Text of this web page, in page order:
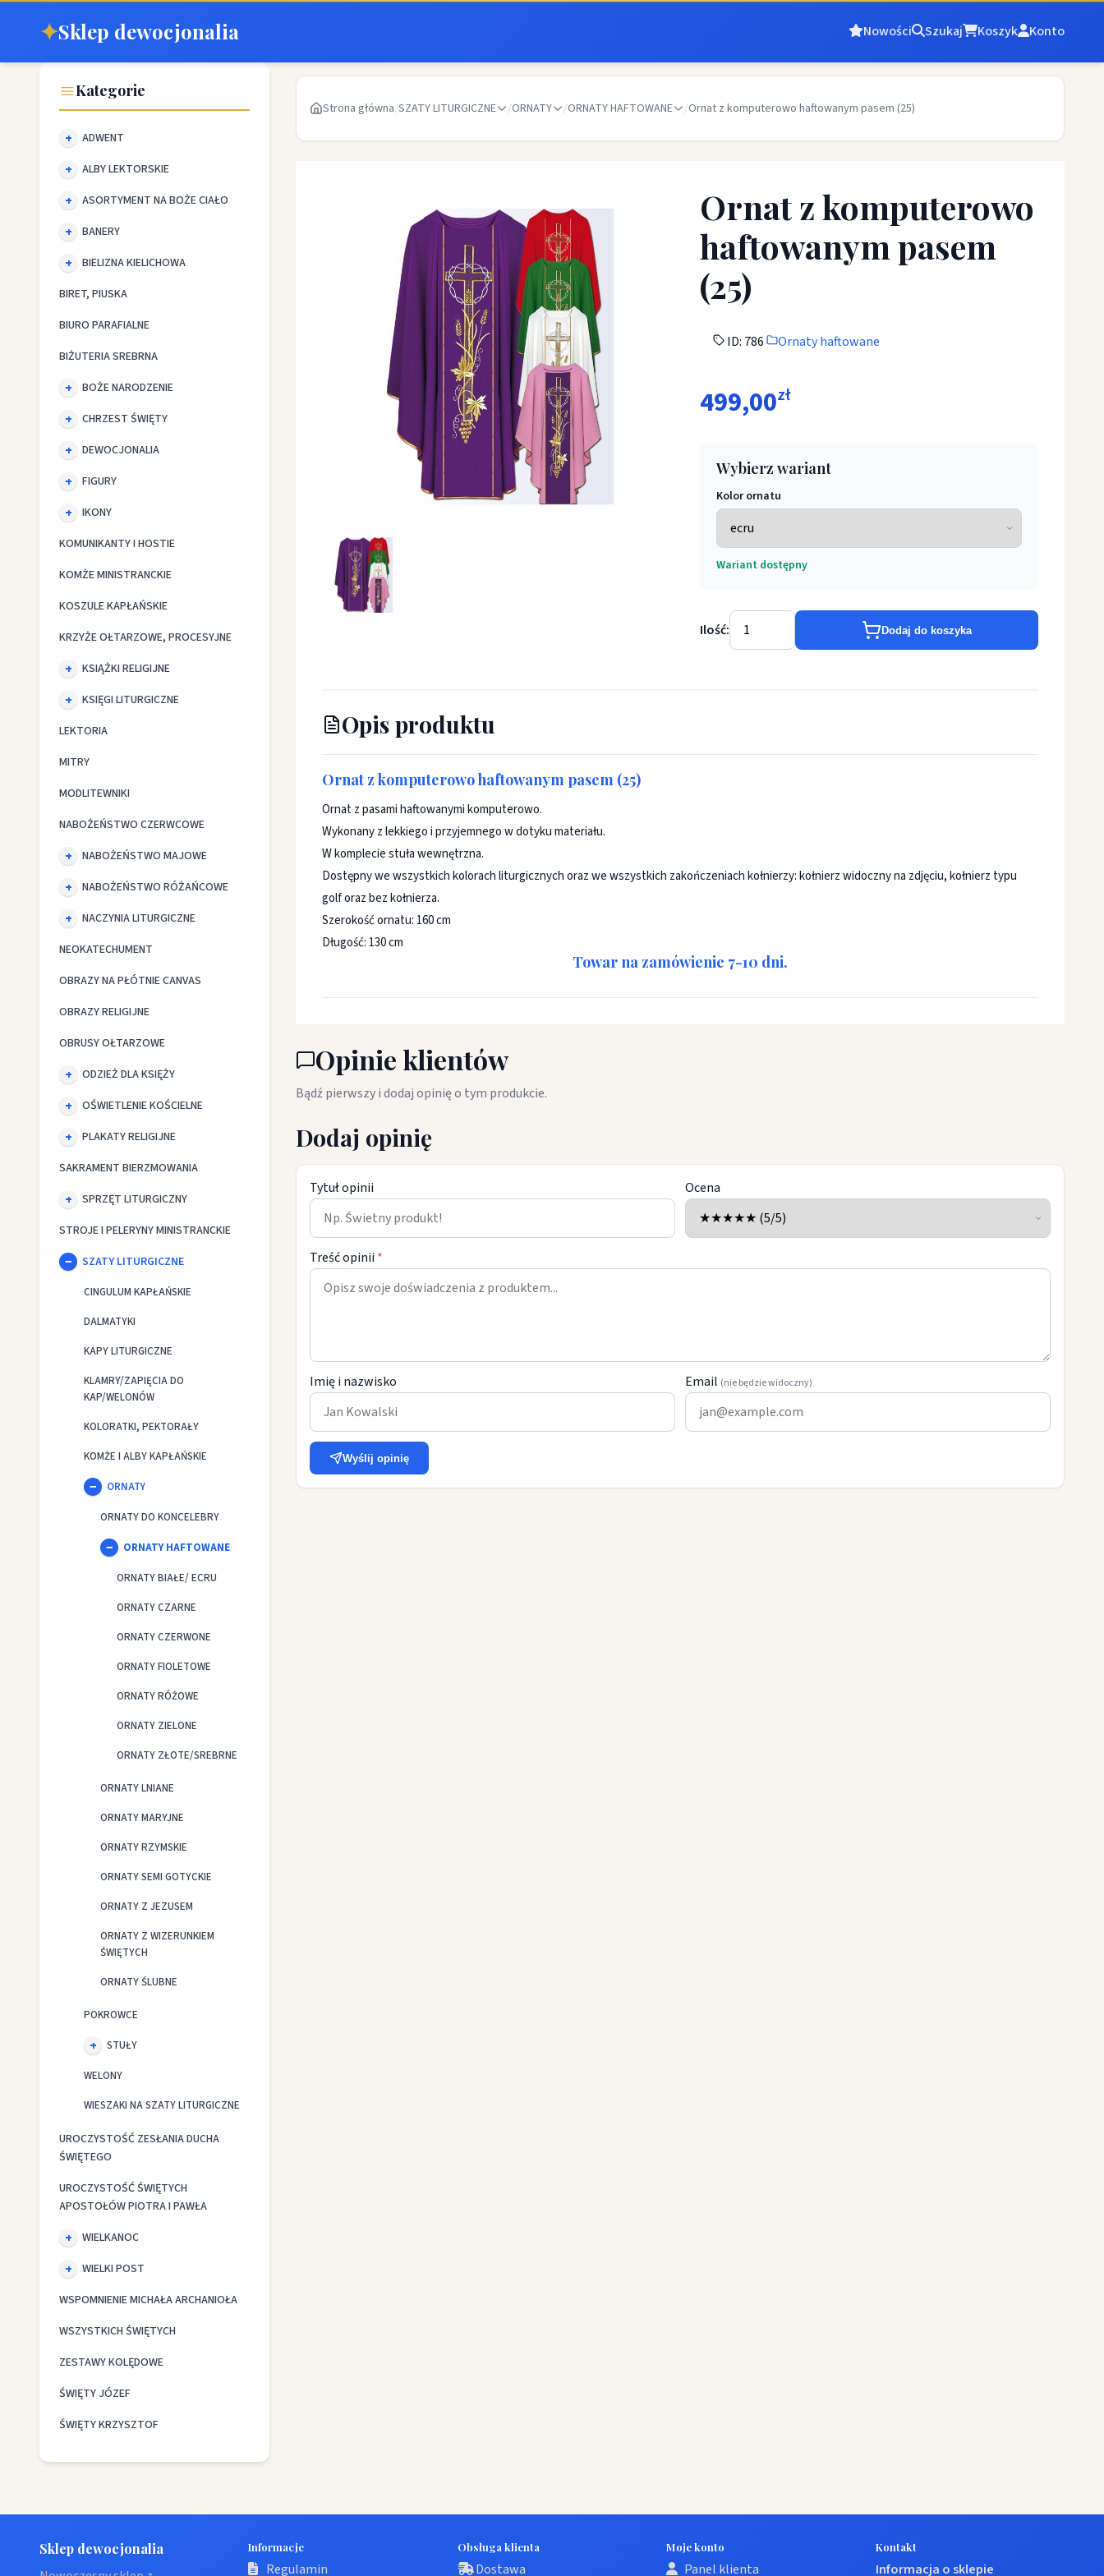
✦Sklep dewocjonalia Nowości Szukaj Koszyk Konto
Kategorie
ADWENT
ALBY LEKTORSKIE
ASORTYMENT NA BOŻE CIAŁO
BANERY
BIELIZNA KIELICHOWA
BIRET, PIUSKA
BIURO PARAFIALNE
BIŻUTERIA SREBRNA
BOŻE NARODZENIE
CHRZEST ŚWIĘTY
DEWOCJONALIA
FIGURY
IKONY
KOMUNIKANTY I HOSTIE
KOMŻE MINISTRANCKIE
KOSZULE KAPŁAŃSKIE
KRZYŻE OŁTARZOWE, PROCESYJNE
KSIĄŻKI RELIGIJNE
KSIĘGI LITURGICZNE
LEKTORIA
MITRY
MODLITEWNIKI
NABOŻEŃSTWO CZERWCOWE
NABOŻEŃSTWO MAJOWE
NABOŻEŃSTWO RÓŻAŃCOWE
NACZYNIA LITURGICZNE
NEOKATECHUMENT
OBRAZY NA PŁÓTNIE CANVAS
OBRAZY RELIGIJNE
OBRUSY OŁTARZOWE
ODZIEŻ DLA KSIĘŻY
OŚWIETLENIE KOŚCIELNE
PLAKATY RELIGIJNE
SAKRAMENT BIERZMOWANIA
SPRZĘT LITURGICZNY
STROJE I PELERYNY MINISTRANCKIE
SZATY LITURGICZNE
CINGULUM KAPŁAŃSKIE
DALMATYKI
KAPY LITURGICZNE
KLAMRY/ZAPIĘCIA DO
KAP/WELONÓW
KOLORATKI, PEKTORAŁY
KOMŻE I ALBY KAPŁAŃSKIE
ORNATY
ORNATY DO KONCELEBRY
ORNATY HAFTOWANE
ORNATY BIAŁE/ ECRU
ORNATY CZARNE
ORNATY CZERWONE
ORNATY FIOLETOWE
ORNATY RÓŻOWE
ORNATY ZIELONE
ORNATY ZŁOTE/SREBRNE
ORNATY LNIANE
ORNATY MARYJNE
ORNATY RZYMSKIE
ORNATY SEMI GOTYCKIE
ORNATY Z JEZUSEM
ORNATY Z WIZERUNKIEM
ŚWIĘTYCH
ORNATY ŚLUBNE
POKROWCE
STUŁY
WELONY
WIESZAKI NA SZATY LITURGICZNE
UROCZYSTOŚĆ ZESŁANIA DUCHA
ŚWIĘTEGO
UROCZYSTOŚĆ ŚWIĘTYCH
APOSTOŁÓW PIOTRA I PAWŁA
WIELKANOC
WIELKI POST
WSPOMNIENIE MICHAŁA ARCHANIOŁA
WSZYSTKICH ŚWIĘTYCH
ZESTAWY KOLĘDOWE
ŚWIĘTY JÓZEF
ŚWIĘTY KRZYSZTOF
Strona główna/SZATY LITURGICZNE /ORNATY /ORNATY HAFTOWANE /Ornat z komputerowo haftowanym pasem (25)
Ornat z komputerowo haftowanym pasem (25) - Ornaty haftowane - Ornat z komputerowo haftowanym pasem (25)
Ornat z komputerowo
haftowanym pasem
(25)
ID: 786 Ornaty haftowane
499,00zł
Wybierz wariant
Kolor ornatu
Wariant dostępny
Ilość: Dodaj do koszyka
Opis produktu
Ornat z komputerowo haftowanym pasem (25)
Ornat z pasami haftowanymi komputerowo.
Wykonany z lekkiego i przyjemnego w dotyku materiału.
W komplecie stuła wewnętrzna.
Dostępny we wszystkich kolorach liturgicznych oraz we wszystkich zakończeniach kołnierzy: kołnierz widoczny na zdjęciu, kołnierz typu
golf oraz bez kołnierza.
Szerokość ornatu: 160 cm
Długość: 130 cm
Towar na zamówienie 7-10 dni.
Opinie klientów
Bądź pierwszy i dodaj opinię o tym produkcie.
Dodaj opinię
Tytuł opinii Ocena
Treść opinii *
Imię i nazwisko Email (nie będzie widoczny)
Wyślij opinię
Sklep dewocjonalia Informacje
Regulamin
Obsługa klienta
Dostawa
Moje konto
Panel klienta
Kontakt
Informacja o sklepie